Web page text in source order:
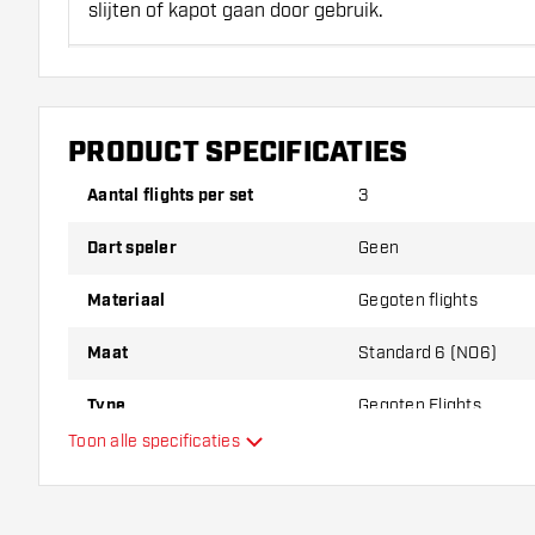
slijten of kapot gaan door gebruik.
Probeer eens een andere vorm, materiaal of dikte
erachter te komen welke variant het beste bij je
PRODUCT SPECIFICATIES
Aantal flights per set 3
Dart speler Geen
Materiaal Gegoten flights
Maat Standard 6 (NO6)
Type Gegoten Flights
Toon alle specificaties